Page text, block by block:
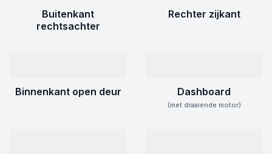
Buitenkant
rechtsachter
Rechter zijkant
Binnenkant open deur Dashboard
(met draaiende motor)